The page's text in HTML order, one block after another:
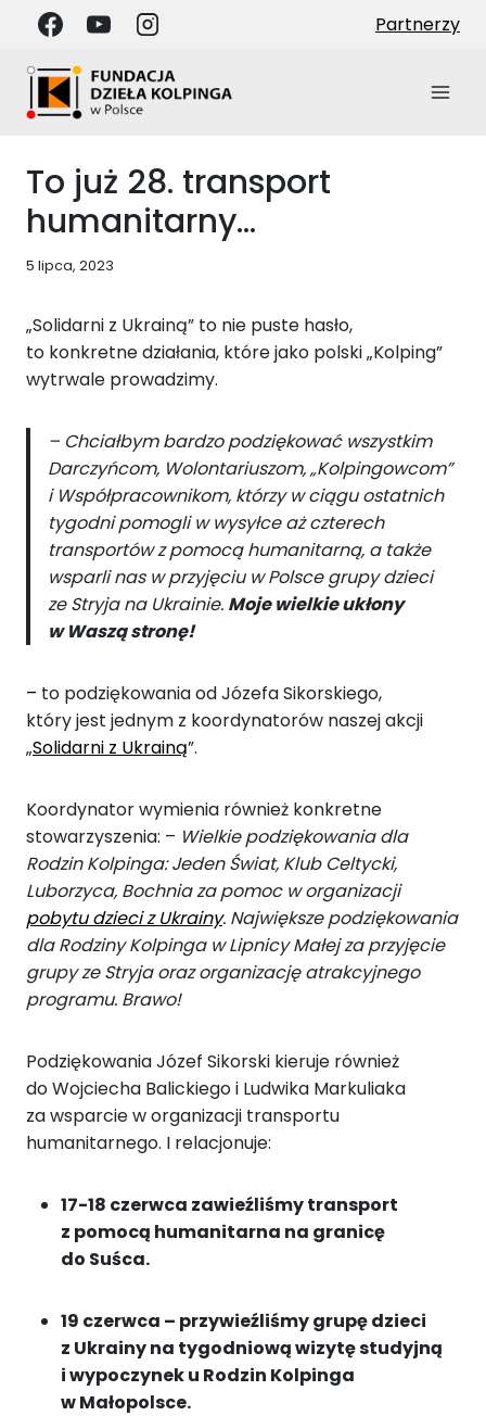
Przejdź
treści
Partnerzy
To już 28. transport
humanitarny…
5 lipca, 2023
„Solidarni z Ukrainą” to nie puste hasło,
to konkretne działania, które jako polski „Kolping”
wytrwale prowadzimy.
– Chciałbym bardzo podziękować wszystkim
Darczyńcom, Wolontariuszom, „Kolpingowcom”
i Współpracownikom, którzy w ciągu ostatnich
tygodni pomogli w wysyłce aż czterech
transportów z pomocą humanitarną, a także
wsparli nas w przyjęciu w Polsce grupy dzieci
ze Stryja na Ukrainie. Moje wielkie ukłony
w Waszą stronę!
– to podziękowania od Józefa Sikorskiego,
który jest jednym z koordynatorów naszej akcji
„Solidarni z Ukrainą”.
Koordynator wymienia również konkretne
stowarzyszenia: – Wielkie podziękowania dla
Rodzin Kolpinga: Jeden Świat, Klub Celtycki,
Luborzyca, Bochnia za pomoc w organizacji
pobytu dzieci z Ukrainy. Największe podziękowania
dla Rodziny Kolpinga w Lipnicy Małej za przyjęcie
grupy ze Stryja oraz organizację atrakcyjnego
programu. Brawo!
Podziękowania Józef Sikorski kieruje również
do Wojciecha Balickiego i Ludwika Markuliaka
za wsparcie w organizacji transportu
humanitarnego. I relacjonuje:
17-18 czerwca zawieźliśmy transport
z pomocą humanitarna na granicę
do Suśca.
19 czerwca – przywieźliśmy grupę dzieci
z Ukrainy na tygodniową wizytę studyjną
i wypoczynek u Rodzin Kolpinga
w Małopolsce.